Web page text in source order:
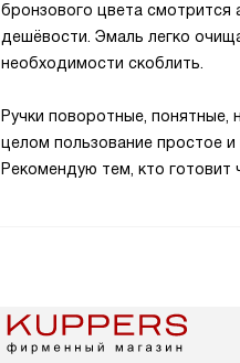
бронзового цвета смотрится
дешёвости. Эмаль легко
необходимости скоблить.
Ручки поворотные,
целом пользование простое и
Рекомендую тем, кто готовит